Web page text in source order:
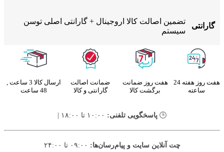
گارانتی
تضمین اصالت کالا اروجینال + گارانتی اصلی توسن
سیستم
هفت روز هفته 24
ساعته
هفت روز ضمانت
برگشت کالا
ضمانت اصالت
گارانتی و کالا
ارسال کالا 3 ساعت ,
48 ساعت
🕒 پاسخگویی تلفنی:
چت آنلاین سایت و پیام‌رسان‌ها: